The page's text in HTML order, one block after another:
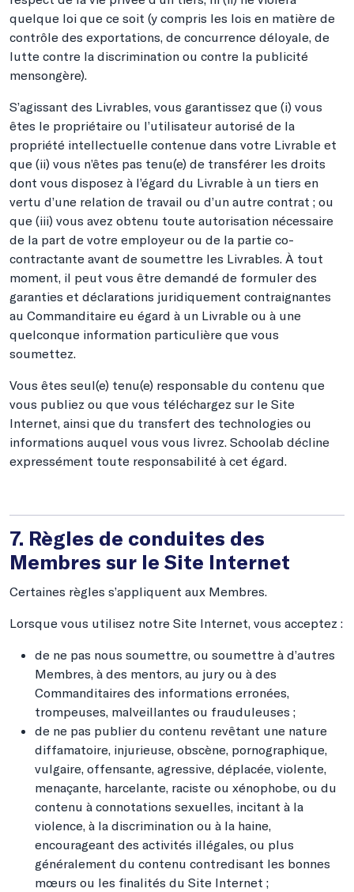
quelque loi que ce soit (y compris les lois en matière de
contrôle des exportations, de concurrence déloyale, de
lutte contre la discrimination ou contre la publicité
mensongère).
S’agissant des Livrables, vous garantissez que (i) vous
êtes le propriétaire ou l’utilisateur autorisé de la
propriété intellectuelle contenue dans votre Livrable et
que (ii) vous n’êtes pas tenu(e) de transférer les droits
dont vous disposez à l’égard du Livrable à un tiers en
vertu d’une relation de travail ou d’un autre contrat ; ou
que (iii) vous avez obtenu toute autorisation nécessaire
de la part de votre employeur ou de la partie co-
contractante avant de soumettre les Livrables. À tout
moment, il peut vous être demandé de formuler des
garanties et déclarations juridiquement contraignantes
au Commanditaire eu égard à un Livrable ou à une
quelconque information particulière que vous
soumettez.
Vous êtes seul(e) tenu(e) responsable du contenu que
vous publiez ou que vous téléchargez sur le Site
Internet, ainsi que du transfert des technologies ou
informations auquel vous vous livrez. Schoolab décline
expressément toute responsabilité à cet égard.
7. Règles de conduites des
Membres sur le Site Internet
Certaines règles s’appliquent aux Membres.
Lorsque vous utilisez notre Site Internet, vous acceptez :
de ne pas nous soumettre, ou soumettre à d’autres
Membres, à des mentors, au jury ou à des
Commanditaires des informations erronées,
trompeuses, malveillantes ou frauduleuses ;
de ne pas publier du contenu revêtant une nature
diffamatoire, injurieuse, obscène, pornographique,
vulgaire, offensante, agressive, déplacée, violente,
menaçante, harcelante, raciste ou xénophobe, ou du
contenu à connotations sexuelles, incitant à la
violence, à la discrimination ou à la haine,
encourageant des activités illégales, ou plus
généralement du contenu contredisant les bonnes
mœurs ou les finalités du Site Internet ;